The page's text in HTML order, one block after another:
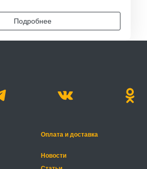
Подробнее
Оплата и доставка
Новости